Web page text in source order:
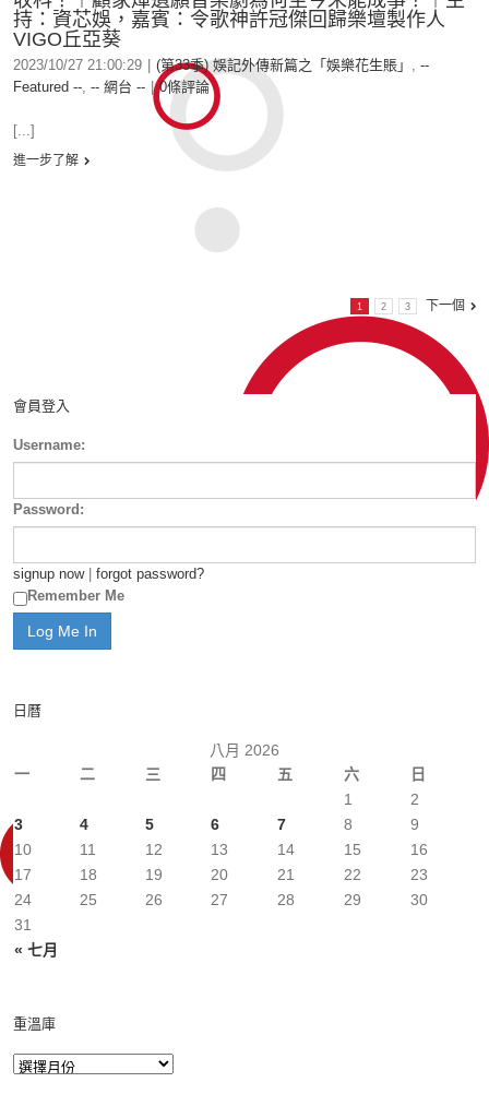
持：資芯娛，嘉賓：令歌神許冠傑回歸樂壇製作人
VIGO丘亞葵
2023/10/27 21:00:29 (第33季) 娛記外傳新篇之「娛樂花生賬」 , --
Featured --, -- 網台 -- | 0條評論
[...]
進一步了解
1 2 3 下一個
會員登入
Username:
Password:
signup now| forgot password?
Remember Me
日曆
八月 2026
一
二 三 四 五 六 日
« 七月
1
2
3
4 5 6 7 8
9
10
11 12 13 14 15
16
17
18 19 20 21 22
23
24
25 26 27 28 29
30
31
重溫庫